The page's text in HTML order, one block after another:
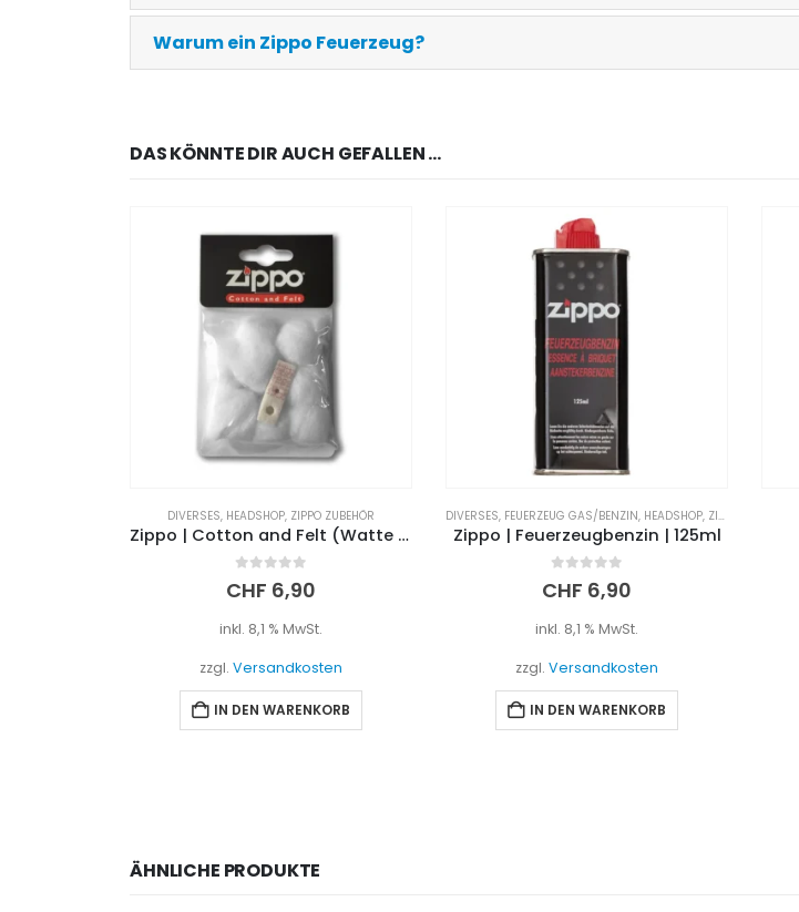
Warum ein Zippo Feuerzeug?
DAS KÖNNTE DIR AUCH GEFALLEN …
DIVERSES, HEADSHOP, ZIPPO ZUBEHÖR
Zippo | Cotton and Felt (Watte und Filz)
out of 5
CHF 6,90
inkl. 8,1 % MwSt.
zzgl. Versandkosten
IN DEN WARENKORB
DIVERSES, FEUERZEUG GAS/BENZIN, HEADSHOP, ZIPPO ZUBEHÖR
Zippo | Feuerzeugbenzin | 125ml
out of 5
CHF 6,90
inkl. 8,1 % MwSt.
zzgl. Versandkosten
IN DEN WARENKORB
ÄHNLICHE PRODUKTE